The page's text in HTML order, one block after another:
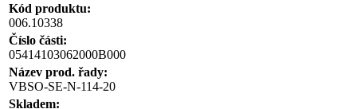
Kód produktu:
006.10338
Číslo části:
05414103062000B000
Název prod. řady:
VBSO-SE-N-114-20
Skladem: